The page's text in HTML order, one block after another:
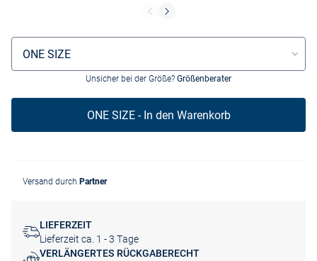
Größenauswahl
ONE SIZE
Unsicher bei der Größe? Größenberater
ONE SIZE - In den Warenkorb
Versand durch Partner
LIEFERZEIT
Lieferzeit ca. 1 - 3 Tage
VERLÄNGERTES RÜCKGABERECHT